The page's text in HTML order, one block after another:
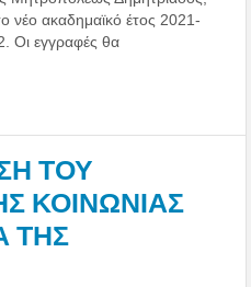
νέο ακαδημαϊκό έτος 2021-
Οι εγγραφές θα
ΤΟΥ
ΚΟΙΝΩΝΙΑΣ
ΤΗΣ